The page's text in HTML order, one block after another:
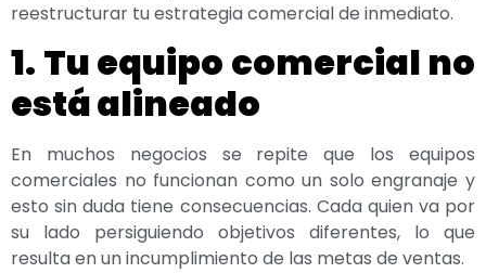
reestructurar tu estrategia comercial de inmediato.
1. Tu equipo comercial no
está alineado
En muchos negocios se repite que los equipos
comerciales no funcionan como un solo engranaje y
esto sin duda tiene consecuencias. Cada quien va por
su lado persiguiendo objetivos diferentes, lo que
resulta en un incumplimiento de las metas de ventas.